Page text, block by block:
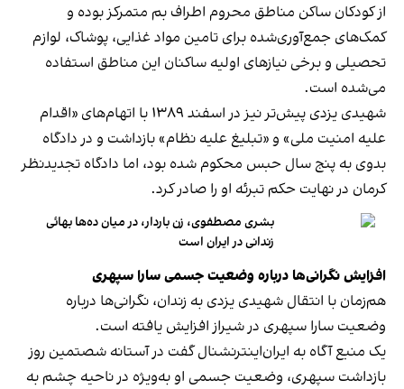
از کودکان ساکن مناطق محروم اطراف بم متمرکز بوده و
کمک‌های جمع‌آوری‌شده برای تامین مواد غذایی، پوشاک، لوازم
تحصیلی و برخی نیازهای اولیه ساکنان این مناطق استفاده
می‌شده است.
شهیدی یزدی پیش‌تر نیز در اسفند ۱۳۸۹ با اتهام‌های «اقدام
علیه امنیت ملی» و «تبلیغ علیه نظام» بازداشت و در دادگاه
بدوی به پنج سال حبس محکوم شده بود، اما دادگاه تجدیدنظر
کرمان در نهایت حکم تبرئه او را صادر کرد.
بشری مصطفوی، زن باردار، در میان ده‌ها بهائی
زندانی در ایران است
افزایش نگرانی‌ها درباره وضعیت جسمی سارا سپهری
هم‌زمان با انتقال شهیدی یزدی به زندان، نگرانی‌ها درباره
وضعیت سارا سپهری در شیراز افزایش یافته است.
یک منبع آگاه به ایران‌اینترنشنال گفت در آستانه شصتمین روز
بازداشت سپهری، وضعیت جسمی او به‌ویژه در ناحیه چشم به